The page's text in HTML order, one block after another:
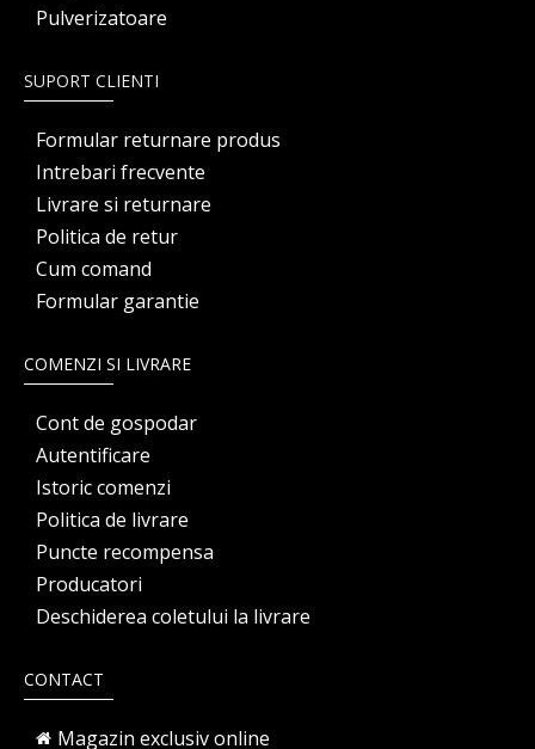
Pulverizatoare
SUPORT CLIENTI
Formular returnare produs
Intrebari frecvente
Livrare si returnare
Politica de retur
Cum comand
Formular garantie
COMENZI SI LIVRARE
Cont de gospodar
Autentificare
Istoric comenzi
Politica de livrare
Puncte recompensa
Producatori
Deschiderea coletului la livrare
CONTACT
Magazin exclusiv online